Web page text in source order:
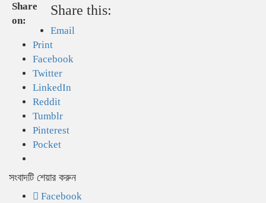
Share
on:
Share this:
Email
Print
Facebook
Twitter
LinkedIn
Reddit
Tumblr
Pinterest
Pocket
সংবাদটি শেয়ার করুন
Facebook